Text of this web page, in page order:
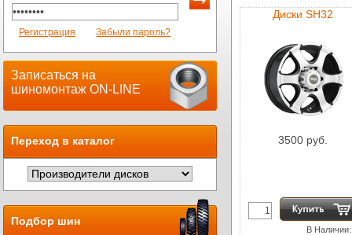
Регистрация Забыли пароль?
Записаться на
шиномонтаж ON-LINE
Переход в каталог
Подбор шин
Диски SH32
3500 руб.
В